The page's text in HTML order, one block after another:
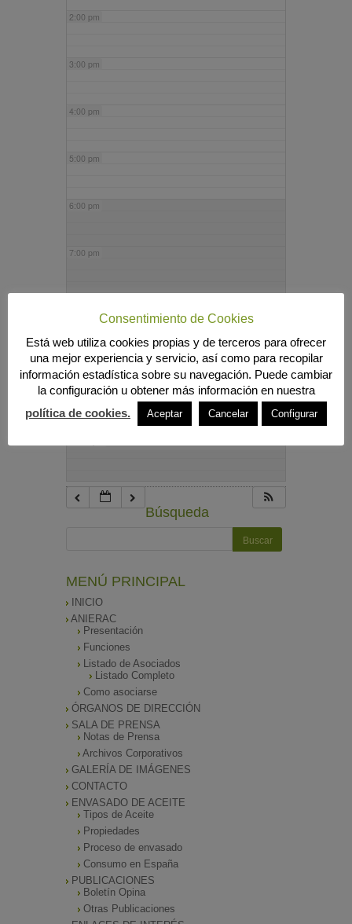
2:00 pm
3:00 pm
4:00 pm
5:00 pm
6:00 pm
7:00 pm
9:00 pm
10:00 pm
Búsqueda
MENÚ PRINCIPAL
INICIO
ANIERAC
Presentación
Funciones
Listado de Asociados
Listado Completo
Como asociarse
ÓRGANOS DE DIRECCIÓN
SALA DE PRENSA
Notas de Prensa
Archivos Corporativos
GALERÍA DE IMÁGENES
CONTACTO
ENVASADO DE ACEITE
Tipos de Aceite
Propiedades
Proceso de envasado
Consumo en España
PUBLICACIONES
Boletín Opina
Otras Publicaciones
Consentimiento de Cookies
Está web utiliza cookies propias y de terceros para ofrecer
una mejor experiencia y servicio, así como para recopilar
información estadística sobre su navegación. Puede cambiar
la configuración u obtener más información en nuestra
política de cookies.
Aceptar Cancelar Configurar